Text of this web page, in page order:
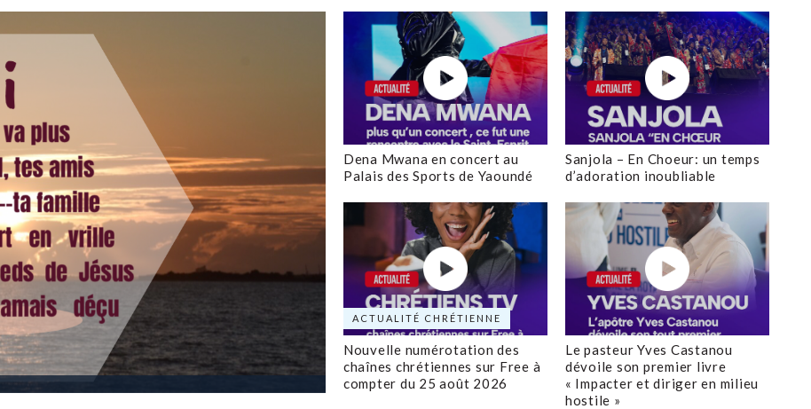
Dena Mwana en concert au
Palais des Sports de Yaoundé
Sanjola – En Choeur: un temps
d’adoration inoubliable
ACTUALITÉ CHRÉTIENNE
Nouvelle numérotation des
chaînes chrétiennes sur Free à
compter du 25 août 2026
Le pasteur Yves Castanou
dévoile son premier livre
« Impacter et diriger en milieu
hostile »